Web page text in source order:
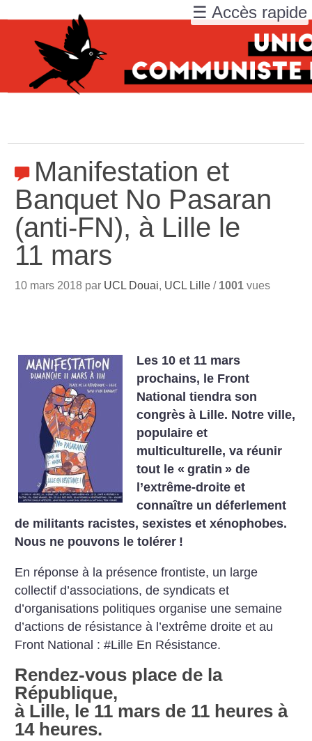
Manifestation et
Banquet No Pasaran
(anti-FN), à Lille le
11 mars
10 mars 2018 par UCL Douai, UCL Lille / 1001 vues
Les 10 et 11 mars
prochains, le Front
National tiendra son
congrès à Lille. Notre ville,
populaire et
multiculturelle, va réunir
tout le « gratin » de
l’extrême-droite et
connaître un déferlement
de militants racistes, sexistes et xénophobes.
Nous ne pouvons le tolérer !
En réponse à la présence frontiste, un large
collectif d’associations, de syndicats et
d’organisations politiques organise une semaine
d’actions de résistance à l’extrême droite et au
Front National : #Lille En Résistance.
Rendez-vous place de la
République,
à Lille, le 11 mars de 11 heures à
14 heures.
☰ Accès rapide